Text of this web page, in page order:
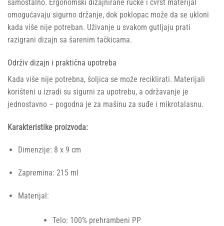
samostalno. Ergonomski dizajnirane ručke i čvrst materijal
omogućavaju sigurno držanje, dok poklopac može da se ukloni
kada više nije potreban. Uživanje u svakom gutljaju prati
razigrani dizajn sa šarenim tačkicama.
Održiv dizajn i praktična upotreba
Kada više nije potrebna, šoljica se može reciklirati. Materijali
korišteni u izradi su sigurni za upotrebu, a održavanje je
jednostavno – pogodna je za mašinu za suđe i mikrotalasnu.
Karakteristike proizvoda:
Dimenzije: 8 x 9 cm
Zapremina: 215 ml
Materijal:
Telo: 100% prehrambeni PP